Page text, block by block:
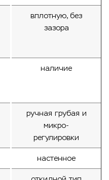
вплотную, без
зазора
наличие
ручная грубая и
микро-
регулировки
настенное